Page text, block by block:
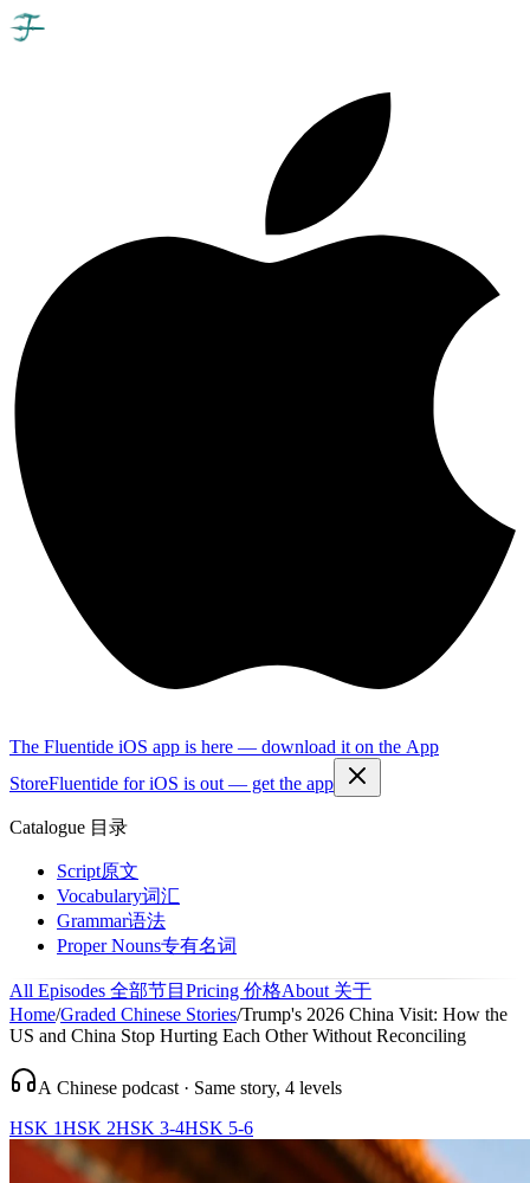
The Fluentide iOS app is here — download it on the App
StoreFluentide for iOS is out — get the app
Catalogue 目录
Script原文
Vocabulary词汇
Grammar语法
Proper Nouns专有名词
All Episodes 全部节目 Pricing 价格About 关于
Home/Graded Chinese Stories/Trump's 2026 China Visit: How the
US and China Stop Hurting Each Other Without Reconciling
A Chinese podcast · Same story, 4 levels
HSK 1HSK 2HSK 3-4HSK 5-6